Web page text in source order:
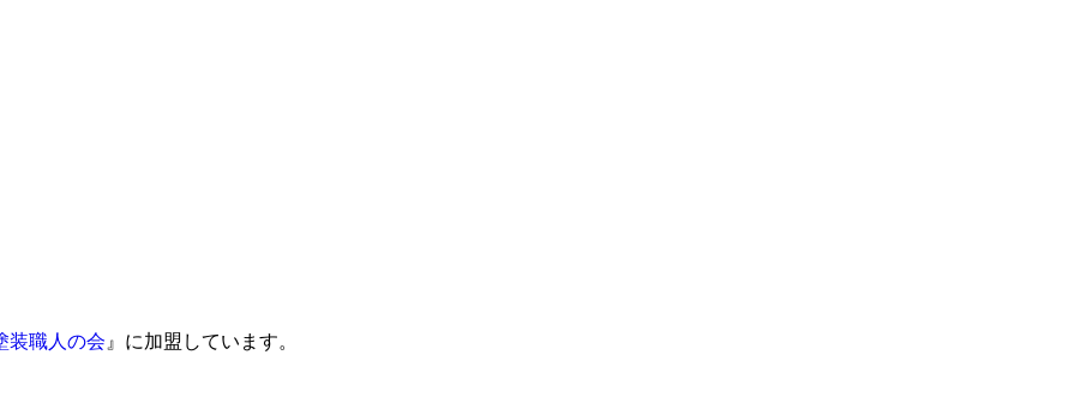
装職人の会 』に加盟しています。